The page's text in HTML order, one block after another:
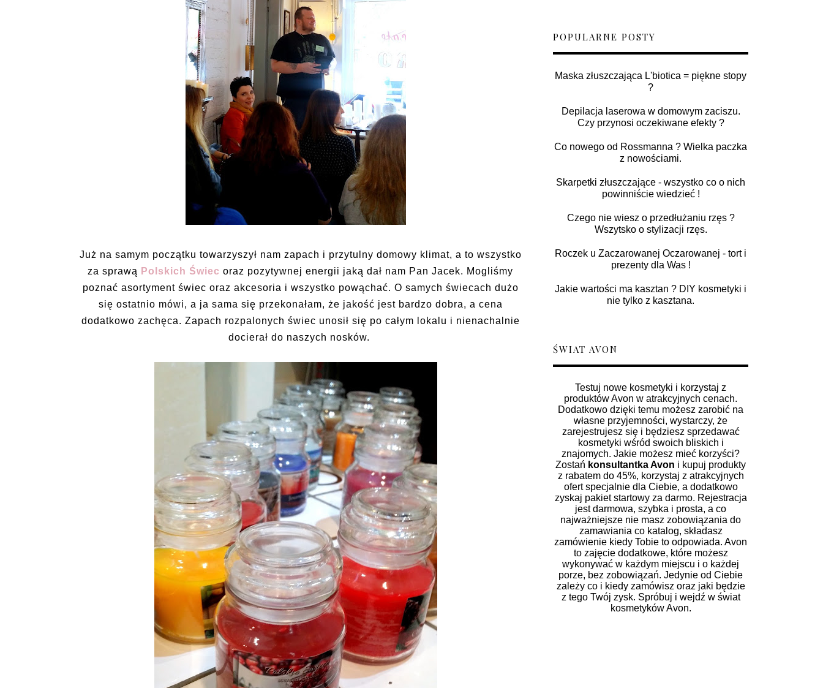
Już na samym początku towarzyszył nam zapach i przytulny domowy klimat, a to wszystko
za sprawą Polskich Świec oraz pozytywnej energii jaką dał nam Pan Jacek. Mogliśmy
poznać asortyment świec oraz akcesoria i wszystko powąchać. O samych świecach dużo
się ostatnio mówi, a ja sama się przekonałam, że jakość jest bardzo dobra, a cena
dodatkowo zachęca. Zapach rozpalonych świec unosił się po całym lokalu i nienachalnie
docierał do naszych nosków.
POPULARNE POSTY
Maska złuszczająca L'biotica = piękne stopy
?
Depilacja laserowa w domowym zaciszu.
Czy przynosi oczekiwane efekty ?
Co nowego od Rossmanna ? Wielka paczka
z nowościami.
Skarpetki złuszczające - wszystko co o nich
powinniście wiedzieć !
Czego nie wiesz o przedłużaniu rzęs ?
Wszytsko o stylizacji rzęs.
Roczek u Zaczarowanej Oczarowanej - tort i
prezenty dla Was !
Jakie wartości ma kasztan ? DIY kosmetyki i
nie tylko z kasztana.
ŚWIAT AVON
Testuj nowe kosmetyki i korzystaj z
produktów Avon w atrakcyjnych cenach.
Dodatkowo dzięki temu możesz zarobić na
własne przyjemności, wystarczy, że
zarejestrujesz się i będziesz sprzedawać
kosmetyki wśród swoich bliskich i
znajomych. Jakie możesz mieć korzyści?
Zostań konsultantka Avon i kupuj produkty
z rabatem do 45%, korzystaj z atrakcyjnych
ofert specjalnie dla Ciebie, a dodatkowo
zyskaj pakiet startowy za darmo. Rejestracja
jest darmowa, szybka i prosta, a co
najważniejsze nie masz zobowiązania do
zamawiania co katalog, składasz
zamówienie kiedy Tobie to odpowiada. Avon
to zajęcie dodatkowe, które możesz
wykonywać w każdym miejscu i o każdej
porze, bez zobowiązań. Jedynie od Ciebie
zależy co i kiedy zamówisz oraz jaki będzie
z tego Twój zysk. Spróbuj i wejdź w świat
kosmetyków Avon.